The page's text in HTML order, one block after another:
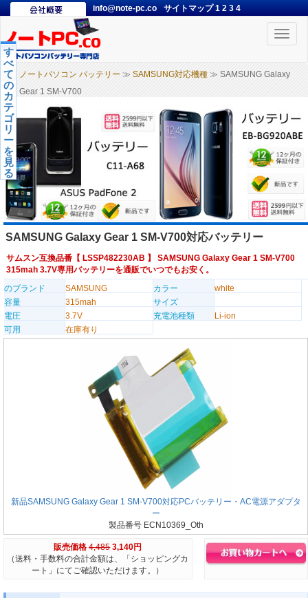
info@note-pc.co サイトマップ1 2 3 4
Toggle
ノートパソコン バッテリー ≫ SAMSUNG対応機種 ≫ SAMSUNG Galaxy
Gear 1 SM-V700
す
べ
て
の
カ
テ
ゴ
リ
ー
を
見
る
SAMSUNG Galaxy Gear 1 SM-V700対応バッテリー
サムスン互換品番【 LSSP482230AB 】 SAMSUNG Galaxy Gear 1 SM-V700
315mah 3.7V専用バッテリーを通販でいつでもお安く。
のブランド
SAMSUNG カラー
white
容量
315mah
サイズ
電圧
3.7V 充電池種類
Li-ion
可用
在庫有り
新品SAMSUNG Galaxy Gear 1 SM-V700対応PCバッテリー・AC電源アダプタ
ー
製品番号 ECN10369_Oth
販売価格 4,485 3,140円
（送料・手数料の合計金額は、「ショッピングカ
ート」にてご確認いただけます。）